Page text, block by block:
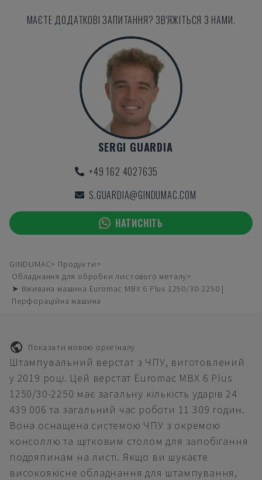
МАЄТЕ ДОДАТКОВІ ЗАПИТАННЯ? ЗВ'ЯЖІТЬСЯ З НАМИ.
SERGI GUARDIA
+49 162 4027635
S.GUARDIA@GINDUMAC.COM
НАТИСНІТЬ
GINDUMAC
Продукти
Обладнання для обробки листового металу
➤ Вживана машина Euromac MBX 6 Plus 1250/30-2250 |
Перфораційна машина
Показати мовою оригіналу
Штампувальний верстат з ЧПУ, виготовлений
у 2019 році. Цей верстат Euromac MBX 6 Plus
1250/30-2250 має загальну кількість ударів 24
439 006 та загальний час роботи 11 309 годин.
Вона оснащена системою ЧПУ з окремою
консоллю та щітковим столом для запобігання
подряпинам на листі. Якщо ви шукаєте
високоякісне обладнання для штампування,